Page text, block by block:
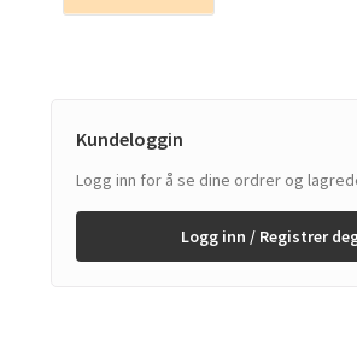
Kundeloggin
Logg inn for å se dine ordrer og
Logg inn / Registrer